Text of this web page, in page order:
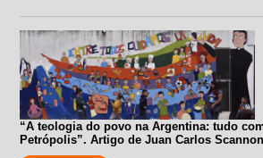
“A teologia do povo na Argentina: tudo
Petrópolis”. Artigo de Juan Carlos